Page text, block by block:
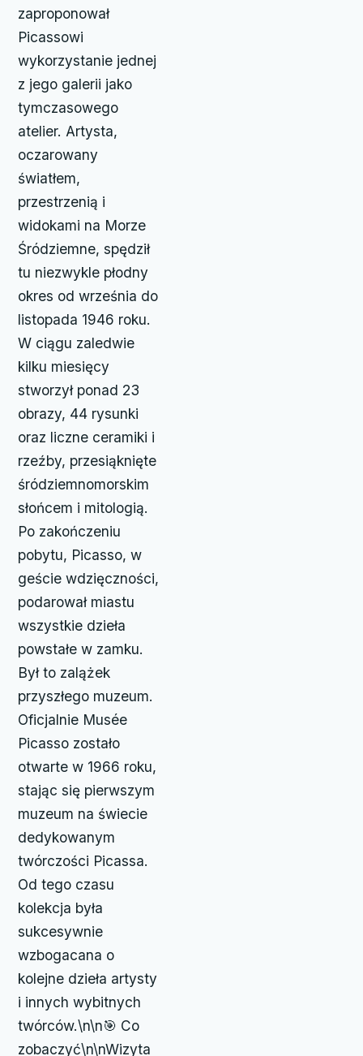
zaproponował
Picassowi
wykorzystanie jednej
z jego galerii jako
tymczasowego
atelier. Artysta,
oczarowany
światłem,
przestrzenią i
widokami na Morze
Śródziemne, spędził
tu niezwykle płodny
okres od września do
listopada 1946 roku.
W ciągu zaledwie
kilku miesięcy
stworzył ponad 23
obrazy, 44 rysunki
oraz liczne ceramiki i
rzeźby, przesiąknięte
śródziemnomorskim
słońcem i mitologią.
Po zakończeniu
pobytu, Picasso, w
geście wdzięczności,
podarował miastu
wszystkie dzieła
powstałe w zamku.
Był to zalążek
przyszłego muzeum.
Oficjalnie Musée
Picasso zostało
otwarte w 1966 roku,
stając się pierwszym
muzeum na świecie
dedykowanym
twórczości Picassa.
Od tego czasu
kolekcja była
sukcesywnie
wzbogacana o
kolejne dzieła artysty
i innych wybitnych
twórców.\n\n🎯 Co
zobaczyć\n\nWizyta